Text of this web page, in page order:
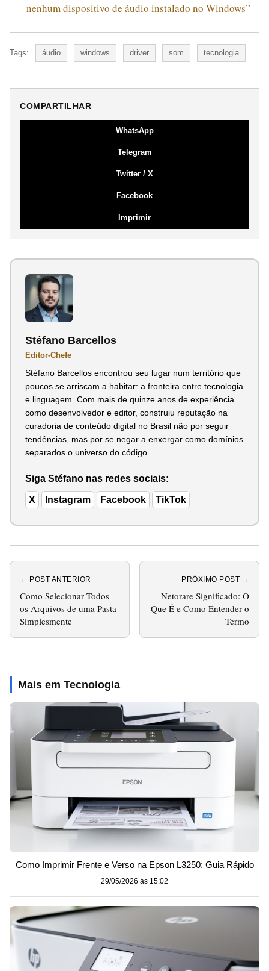
nenhum dispositivo de áudio instalado no Windows”
Tags: áudio windows driver som tecnologia
COMPARTILHAR
WhatsApp
Telegram
Twitter / X
Facebook
Imprimir
Stéfano Barcellos
Editor-Chefe
Stéfano Barcellos encontrou seu lugar num território que
poucos se arriscam a habitar: a fronteira entre tecnologia
e linguagem. Com mais de quinze anos de experiência
como desenvolvedor e editor, construiu reputação na
curadoria de conteúdo digital no Brasil não por seguir
tendências, mas por se negar a enxergar como domínios
separados o universo do código ...
Siga Stéfano nas redes sociais:
X Instagram Facebook TikTok
← POST ANTERIOR
Como Selecionar Todos
os Arquivos de uma Pasta
Simplesmente
PRÓXIMO POST →
Netorare Significado: O
Que É e Como Entender o
Termo
Mais em Tecnologia
Como Imprimir Frente e Verso na Epson L3250: Guia Rápido
29/05/2026 às 15:02